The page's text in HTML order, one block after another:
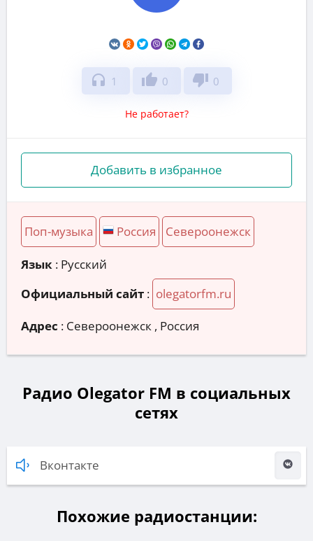
headphones 1 thumb_up 0 thumb_down 0
Не работает?
Добавить в избранное
Поп-музыка Россия Североонежск
Язык : Русский
Официальный сайт : olegatorfm.ru
Адрес : Североонежск , Россия
Радио Olegator FM в социальных
сетях
Вконтакте
Похожие радиостанции: